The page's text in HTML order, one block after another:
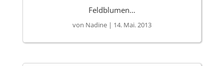
Feldblumen…
von Nadine| 14. Mai. 2013